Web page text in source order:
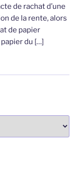
de rachat d’une
de la rente, alors
de papier
du […]